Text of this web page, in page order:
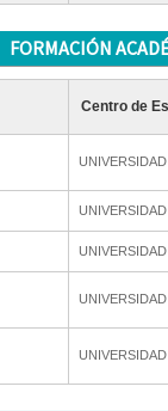
FORMACIÓN
Centro de